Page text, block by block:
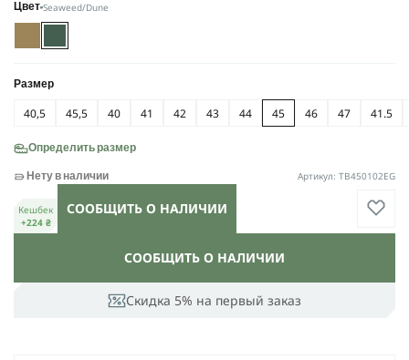
Цвет Seaweed/Dune
Размер
40,5 45,5 40 41 42 43 44 45 46 47 41.5
Определить размер
Скидка 5% на первый заказ
СООБЩИТЬ О НАЛИЧИИ
Нету в наличии Артикул: TB450102EG
Кешбек
+224 ₴
СООБЩИТЬ О НАЛИЧИИ